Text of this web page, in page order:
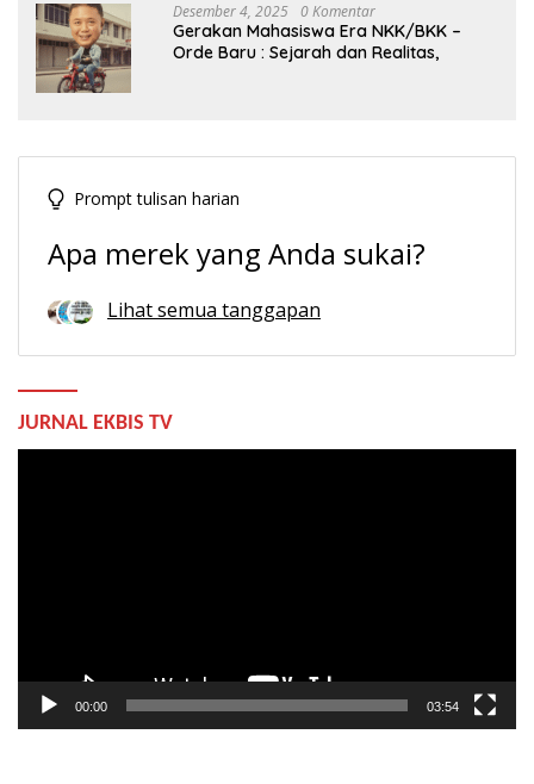
Desember 4, 2025 0 Komentar
Gerakan Mahasiswa Era NKK/BKK –
Orde Baru : Sejarah dan Realitas,
Prompt tulisan harian
Apa merek yang Anda sukai?
Lihat semua tanggapan
JURNAL EKBIS TV
00:00 03:54